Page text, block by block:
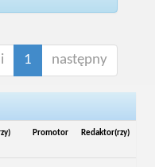
1 następny
Promotor Redaktor(rzy)